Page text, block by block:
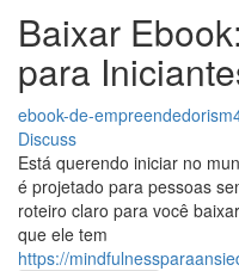
Baixar
para
ebook-de-
Discuss
Está querendo iniciar no
é projetado para pessoas
roteiro claro para você
que ele tem
https://